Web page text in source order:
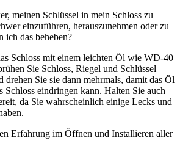
meinen Schlüssel in mein Schloss zu
einzuführen, herauszunehmen oder zu
ich das beheben?
Schloss mit einem leichten Öl wie WD-40
Sie Schloss, Riegel und Schlüssel
drehen Sie sie dann mehrmals, damit das Öl
Schloss eindringen kann. Halten Sie auch
da Sie wahrscheinlich einige Lecks und
Erfahrung im Öffnen und Installieren aller